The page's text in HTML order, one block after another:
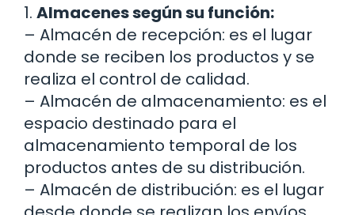
1. Almacenes según su función:
– Almacén de recepción: es el lugar
donde se reciben los productos y se
realiza el control de calidad.
– Almacén de almacenamiento: es el
espacio destinado para el
almacenamiento temporal de los
productos antes de su distribución.
– Almacén de distribución: es el lugar